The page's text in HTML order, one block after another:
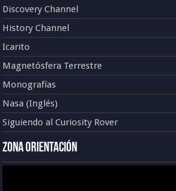
Discovery Channel
History Channel
Icarito
Magnetósfera Terrestre
Monografías
Nasa (Inglés)
Siguiendo al Curiosity Rover
Zona Orientación